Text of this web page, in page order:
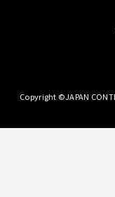
Copyright ©JAPAN